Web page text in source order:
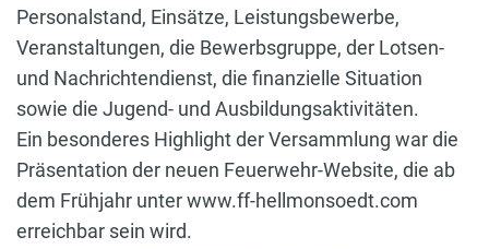
Personalstand, Einsätze, Leistungsbewerbe,
Veranstaltungen, die Bewerbsgruppe, der Lotsen-
und Nachrichtendienst, die finanzielle Situation
sowie die Jugend- und Ausbildungsaktivitäten.
Ein besonderes Highlight der Versammlung war die
Präsentation der neuen Feuerwehr-Website, die ab
dem Frühjahr unter www.ff-hellmonsoedt.com
erreichbar sein wird.